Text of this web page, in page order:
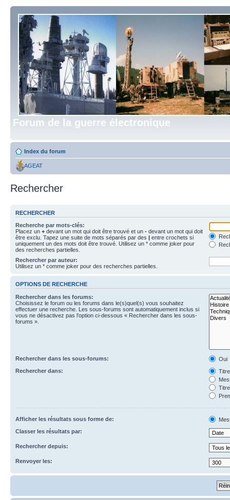
Forum de la guerre électronique
Index du forum
AGEAT
Rechercher
RECHERCHER
Recherche par mots-clés:
Placez un + devant un mot qui doit être trouvé et un - devant un mot qui doit
être exclu. Tapez une suite de mots séparés par des | entre crochets si
uniquement un des mots doit être trouvé. Utilisez un * comme joker pour
des recherches partielles.
Rechercher par auteur:
Utilisez un * comme joker pour des recherches partielles.
OPTIONS DE RECHERCHE
Rechercher dans les forums:
Choisissez le forum ou les forums dans le(s)quel(s) vous souhaitez
effectuer une recherche. Les sous-forums sont automatiquement inclus si
vous ne désactivez pas l’option ci-dessous « Rechercher dans les sous-
forums ».
Rechercher dans les sous-forums:
Oui
Rechercher dans:
Afficher les résultats sous forme de:
Classer les résultats par:
Rechercher depuis:
Renvoyer les: